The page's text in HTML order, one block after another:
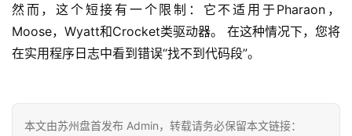
然而，这个短接有一个限制：它不适用于Pharaon，
Moose，Wyatt和Crocket类驱动器。 在这种情况下，您将
在实用程序日志中看到错误“找不到代码段”。
本文由苏州盘首发布 Admin，转载请务必保留本文链接：